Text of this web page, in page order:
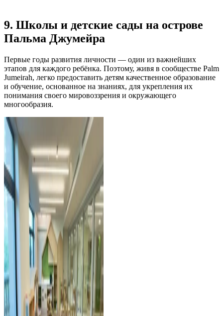
9. Школы и детские сады на острове
Пальма Джумейра
Первые годы развития личности — один из важнейших
этапов для каждого ребёнка. Поэтому, живя в сообществе Palm
Jumeirah, легко предоставить детям качественное образование
и обучение, основанное на знаниях, для укрепления их
понимания своего мировоззрения и окружающего
многообразия.